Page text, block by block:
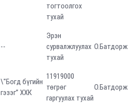
тогтоолгох
тухай
--
Эрэн
сурвалжлуулах
тухай
О.Батдорж
\"Богд бүгийн
гэзэг” ХХК
11919000
төгрөг
гаргуулах тухай
О.Батдорж